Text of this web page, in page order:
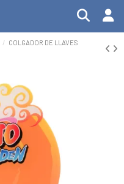
COLGADOR DE LLAVES